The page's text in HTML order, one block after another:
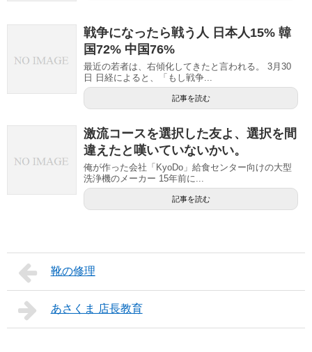
戦争になったら戦う人 日本人15% 韓
国72% 中国76%
最近の若者は、右傾化してきたと言われる。 3月30
日 日経によると、「もし戦争...
記事を読む
激流コースを選択した友よ、選択を間
違えたと嘆いていないかい。
俺が作った会社「KyoDo」給食センター向けの大型
洗浄機のメーカー 15年前に...
記事を読む
靴の修理
あさくま 店長教育